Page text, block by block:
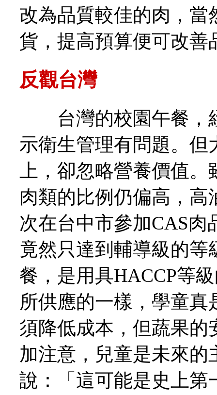
改為品質較佳的肉，當
貨，提高預算便可改善
反觀台灣
台灣的校園午餐，
示衛生管理有問題。但
上，卻忽略營養價值
肉類的比例仍偏高，
次在台中市參加CAS
竟然只達到輔導級的
餐，是用具HACCP等
所供應的一樣，學童
須降低成本，但蔬果的
加注意，兒童是未來
說：「這可能是史上第